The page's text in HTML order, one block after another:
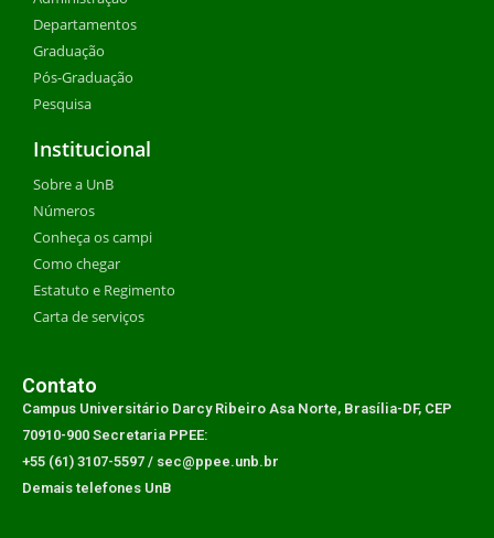
Departamentos
Graduação
Pós-Graduação
Pesquisa
Institucional
Sobre a UnB
Números
Conheça os campi
Como chegar
Estatuto e Regimento
Carta de serviços
Contato
Campus Universitário Darcy Ribeiro Asa Norte, Brasília-DF, CEP
70910-900 Secretaria PPEE:
+55 (61) 3107-5597 / sec@ppee.unb.br
Demais telefones UnB